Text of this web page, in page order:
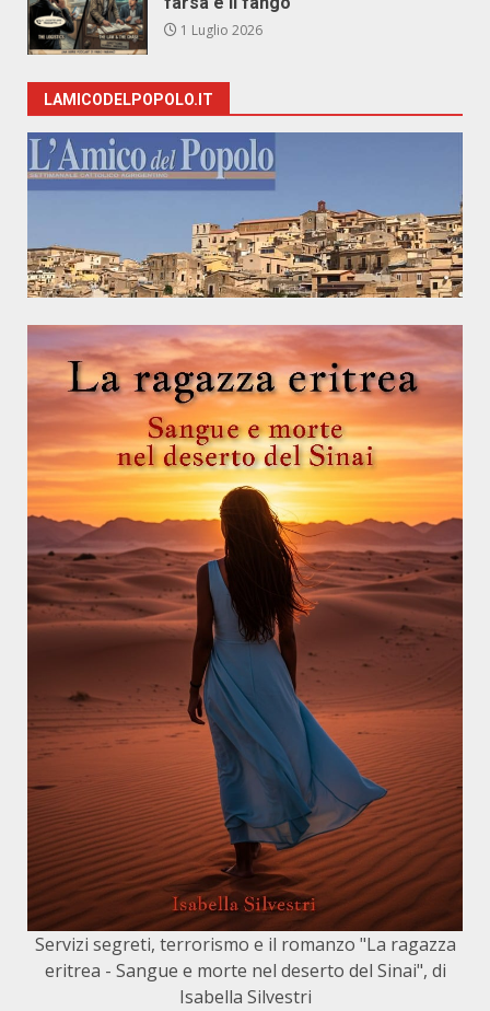
1 Luglio 2026
LAMICODELPOPOLO.IT
Servizi segreti, terrorismo e il romanzo "La ragazza
eritrea - Sangue e morte nel deserto del Sinai", di
Isabella Silvestri